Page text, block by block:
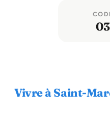
Vivre à Saint-